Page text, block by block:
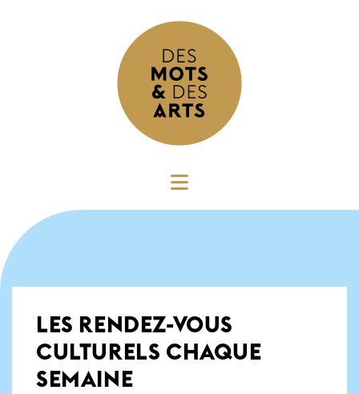
LES RENDEZ-VOUS
CULTURELS CHAQUE
SEMAINE